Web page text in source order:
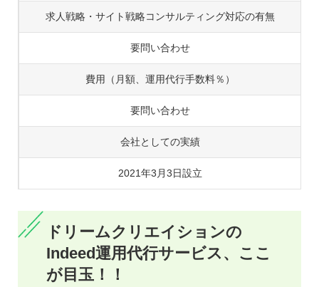
求人戦略・サイト戦略コンサルティング対応の有無
要問い合わせ
費用（月額、運用代行手数料％）
要問い合わせ
会社としての実績
2021年3月3日設立
ドリームクリエイションの
Indeed運用代行サービス、ここ
が目玉！！